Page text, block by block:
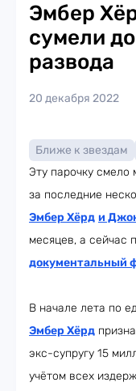
Эмбер
сумели
развода
20 декабря 2022
Ближе к звездам
Эту парочку смело
за последние
Эмбер Хёрд и
месяцев, а сейчас
документальный
В начале лета по
Эмбер Хёрд
экс-супругу 15
учётом всех